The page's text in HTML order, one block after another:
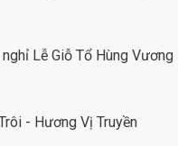
Lễ Giỗ Tổ Hùng Vương
- Hương Vị Truyền